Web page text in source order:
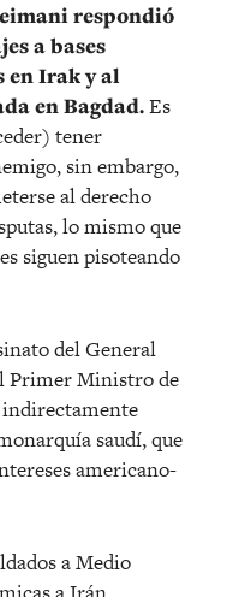
respondió
a bases
Irak y al
en Bagdad.Es
tener
sin embargo,
al derecho
lo mismo que
siguen pisoteando
del General
Primer Ministro de
saudí, que
americano-
a Medio